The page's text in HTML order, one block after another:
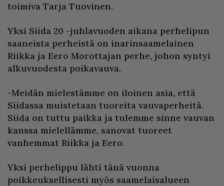
toimiva Tarja Tuovinen.
Yksi Siida 20 -juhlavuoden aikana perhelipun
saaneista perheistä on inarinsaamelainen
Riikka ja Eero Morottajan perhe, johon syntyi
alkuvuodesta poikavauva.
-Meidän mielestämme on iloinen asia, että
Siidassa muistetaan tuoreita vauvaperheitä.
Siida on tuttu paikka ja tulemme sinne vauvan
kanssa mielellämme, sanovat tuoreet
vanhemmat Riikka ja Eero.
Yksi perhelippu lähti tänä vuonna
poikkeuksellisesti myös saamelaisalueen